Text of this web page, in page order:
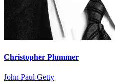
Christopher Plummer
John Paul Getty